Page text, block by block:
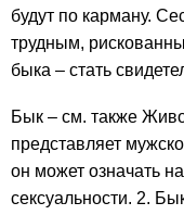
будут по карману.
трудным,
быка – стать
Бык – см. также
представляет
он может означать
сексуальности. 2.